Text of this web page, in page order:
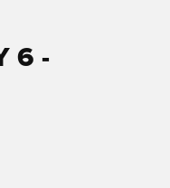
6 -